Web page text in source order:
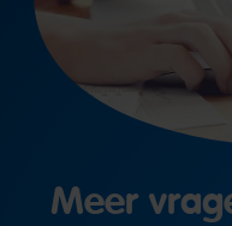
Meer